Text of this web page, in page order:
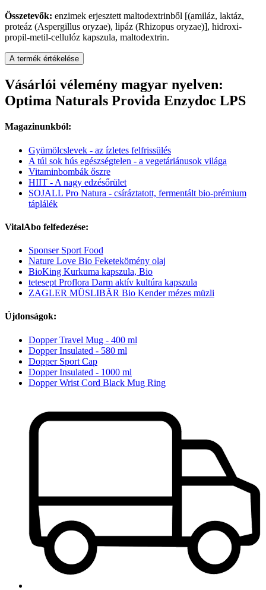
Összetevők: enzimek erjesztett maltodextrinből [(amiláz, laktáz,
proteáz (Aspergillus oryzae), lipáz (Rhizopus oryzae)], hidroxi-
propil-metil-cellulóz kapszula, maltodextrin.
A termék értékelése
Vásárlói vélemény magyar nyelven:
Optima Naturals Provida Enzydoc LPS
Magazinunkból:
Gyümölcslevek - az ízletes felfrissülés
A túl sok hús egészségtelen - a vegetáriánusok világa
Vitaminbombák őszre
HIIT - A nagy edzésőrület
SOJALL Pro Natura - csíráztatott, fermentált bio-prémium
táplálék
VitalAbo felfedezése:
Sponser Sport Food
Nature Love Bio Feketekömény olaj
BioKing Kurkuma kapszula, Bio
tetesept Proflora Darm aktív kultúra kapszula
ZAGLER MÜSLIBÄR Bio Kender mézes müzli
Újdonságok:
Dopper Travel Mug - 400 ml
Dopper Insulated - 580 ml
Dopper Sport Cap
Dopper Insulated - 1000 ml
Dopper Wrist Cord Black Mug Ring